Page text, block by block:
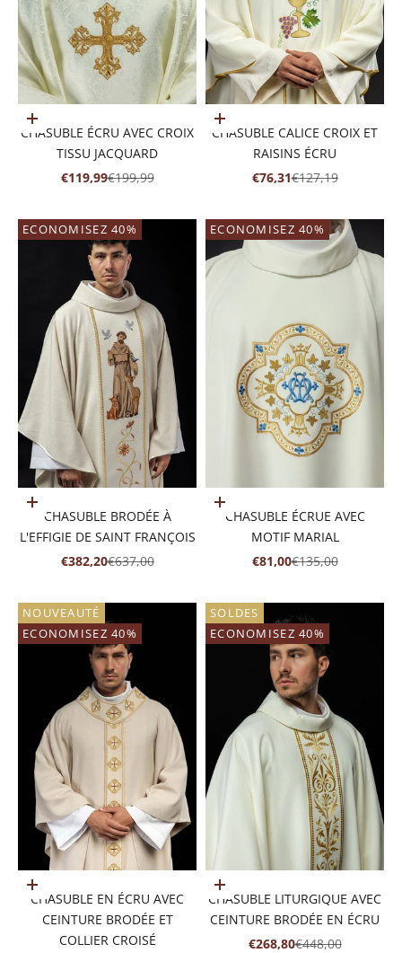
Ajouter au panier
CHASUBLE ÉCRU AVEC CROIX
TISSU JACQUARD
PRIX DE VENTE
€119,99PRIX NORMAL
€199,99
Ajouter au panier
CHASUBLE CALICE CROIX ET
RAISINS ÉCRU
PRIX DE VENTE
€76,31PRIX NORMAL
€127,19
ECONOMISEZ 40%
Ajouter au panier
CHASUBLE BRODÉE À
L'EFFIGIE DE SAINT FRANÇOIS
PRIX DE VENTE
€382,20PRIX NORMAL
€637,00
ECONOMISEZ 40%
Ajouter au panier
CHASUBLE ÉCRUE AVEC
MOTIF MARIAL
PRIX DE VENTE
€81,00PRIX NORMAL
€135,00
NOUVEAUTÉ
ECONOMISEZ 40%
Ajouter au panier
CHASUBLE EN ÉCRU AVEC
CEINTURE BRODÉE ET
COLLIER CROISÉ
SOLDES
ECONOMISEZ 40%
Ajouter au panier
CHASUBLE LITURGIQUE AVEC
CEINTURE BRODÉE EN ÉCRU
PRIX DE VENTE
€268,80PRIX NORMAL
€448,00